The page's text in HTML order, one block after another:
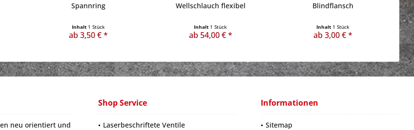
Spannring
Inhalt 1 Stück
ab 3,50 € *
Wellschlauch flexibel
Inhalt 1 Stück
ab 54,00 € *
Blindflansch
Inhalt 1 Stück
ab 3,00 € *
neu orientiert und
Shop Service
Laserbeschriftete Ventile
Informationen
Sitemap